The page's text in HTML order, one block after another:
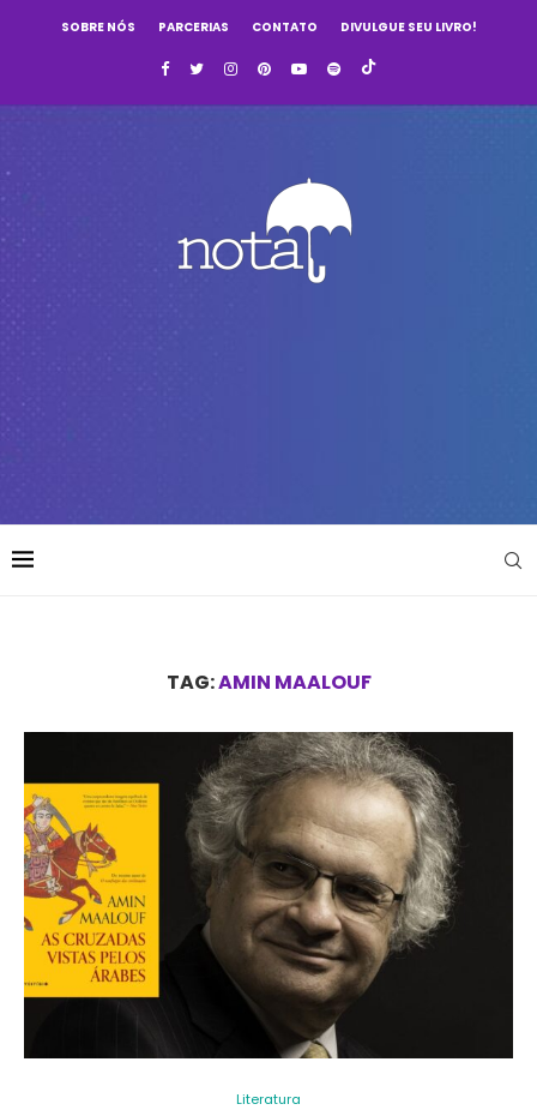
SOBRE NÓS PARCERIAS CONTATO DIVULGUE SEU LIVRO!
TAG:AMIN MAALOUF
Literatura